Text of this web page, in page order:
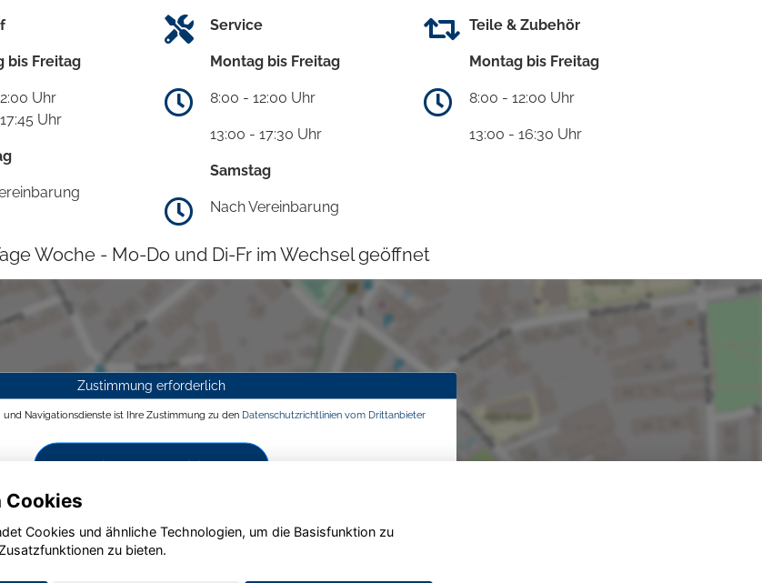
bis Freitag
Uhr
Uhr
Service
Montag bis Freitag
8:00 - 12:00 Uhr
13:00 - 17:30 Uhr
Samstag
Nach Vereinbarung
Teile & Zubehör
Montag bis Freitag
8:00 - 12:00 Uhr
13:00 - 16:30 Uhr
Woche - Mo-Do und Di-Fr im Wechsel geöffnet
Zustimmung erforderlich
Navigationsdienste ist Ihre Zustimmung zu den Datenschutzrichtlinien vom Drittanbieter
Zustimmen und aktivieren
Cookies
Cookies und ähnliche Technologien, um die Basisfunktion zu
zu bieten.